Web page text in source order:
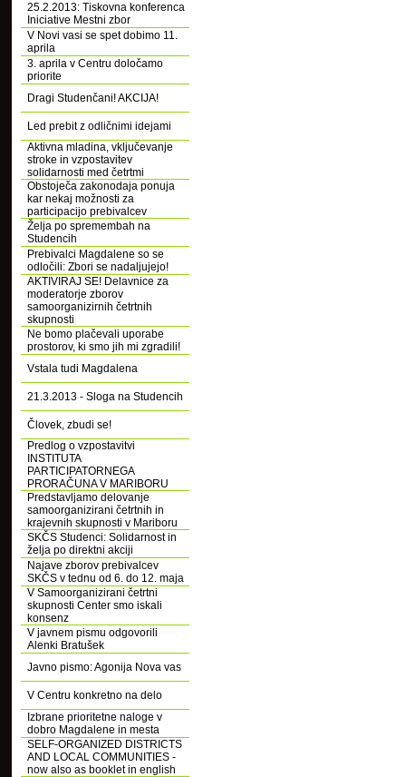
25.2.2013: Tiskovna konferenca
Iniciative Mestni zbor
V Novi vasi se spet dobimo 11.
aprila
3. aprila v Centru določamo
priorite
Dragi Studenčani! AKCIJA!
Led prebit z odličnimi idejami
Aktivna mladina, vključevanje
stroke in vzpostavitev
solidarnosti med četrtmi
Obstoječa zakonodaja ponuja
kar nekaj možnosti za
participacijo prebivalcev
Želja po spremembah na
Studencih
Prebivalci Magdalene so se
odločili: Zbori se nadaljujejo!
AKTIVIRAJ SE! Delavnice za
moderatorje zborov
samoorganizirnih četrtnih
skupnosti
Ne bomo plačevali uporabe
prostorov, ki smo jih mi zgradili!
Vstala tudi Magdalena
21.3.2013 - Sloga na Studencih
Človek, zbudi se!
Predlog o vzpostavitvi
INSTITUTA
PARTICIPATORNEGA
PRORAČUNA V MARIBORU
Predstavljamo delovanje
samoorganizirani četrtnih in
krajevnih skupnosti v Mariboru
SKČS Studenci: Solidarnost in
želja po direktni akciji
Najave zborov prebivalcev
SKČS v tednu od 6. do 12. maja
V Samoorganizirani četrtni
skupnosti Center smo iskali
konsenz
V javnem pismu odgovorili
Alenki Bratušek
Javno pismo: Agonija Nova vas
V Centru konkretno na delo
Izbrane prioritetne naloge v
dobro Magdalene in mesta
SELF-ORGANIZED DISTRICTS
AND LOCAL COMMUNITIES -
now also as booklet in english